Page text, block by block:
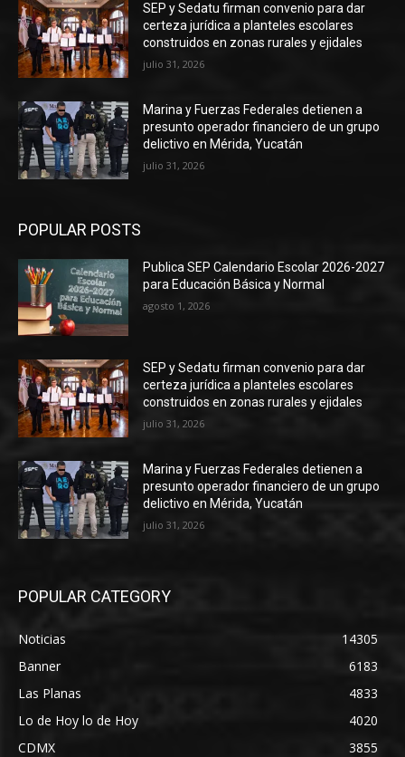
SEP y Sedatu firman convenio para dar
certeza jurídica a planteles escolares
construidos en zonas rurales y ejidales
julio 31, 2026
Marina y Fuerzas Federales detienen a
presunto operador financiero de un grupo
delictivo en Mérida, Yucatán
julio 31, 2026
POPULAR POSTS
Publica SEP Calendario Escolar 2026-2027
para Educación Básica y Normal
agosto 1, 2026
SEP y Sedatu firman convenio para dar
certeza jurídica a planteles escolares
construidos en zonas rurales y ejidales
julio 31, 2026
Marina y Fuerzas Federales detienen a
presunto operador financiero de un grupo
delictivo en Mérida, Yucatán
julio 31, 2026
POPULAR CATEGORY
Noticias
14305
Banner
6183
Las Planas
4833
Lo de Hoy lo de Hoy
4020
CDMX
3855